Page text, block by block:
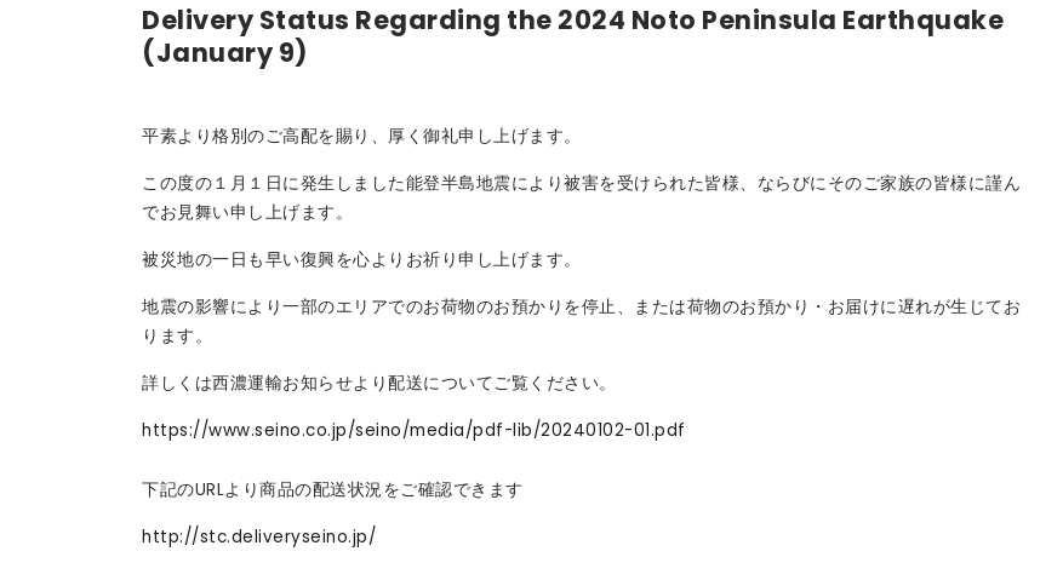
Delivery Status Regarding the 2024 Noto Peninsula Earthquake
(January 9)
平素より格別のご高配を賜り、厚く御礼申し上げます。
この度の１月１日に発生しました能登半島地震により被害を受けられた皆様、ならびにそのご家族の皆様に謹ん
でお見舞い申し上げます。
被災地の一日も早い復興を心よりお祈り申し上げます。
地震の影響により一部のエリアでのお荷物のお預かりを停止、または荷物のお預かり・お届けに遅れが生じてお
ります。
詳しくは西濃運輸お知らせより配送についてご覧ください。
https://www.seino.co.jp/seino/media/pdf-lib/20240102-01.pdf
下記のURLより商品の配送状況をご確認できます
http://stc.deliveryseino.jp/